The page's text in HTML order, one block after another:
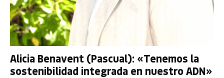
Alicia Benavent (Pascual): «Tenemos la
sostenibilidad integrada en nuestro ADN»